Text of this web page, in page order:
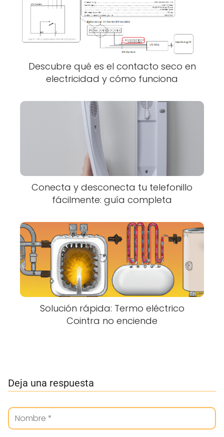
Descubre qué es el contacto seco en
electricidad y cómo funciona
Conecta y desconecta tu telefonillo
fácilmente: guía completa
Solución rápida: Termo eléctrico
Cointra no enciende
Deja una respuesta